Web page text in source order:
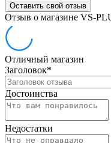
Оставить свой отзыв
Отзыв о магазине VS-
Отличный магазин
Заголовок*
Достоинства
Недостатки